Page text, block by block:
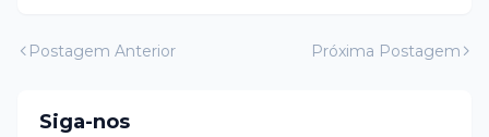
Postagem Anterior Próxima Postagem
Siga-nos